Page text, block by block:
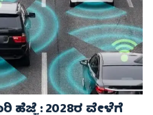
ಹೆಜ್ಜೆ : 2028ರ ವೇಳೆಗೆ